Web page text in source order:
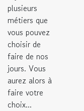
plusieurs
métiers que
vous pouvez
choisir de
faire de nos
jours. Vous
aurez alors à
faire votre
choix...